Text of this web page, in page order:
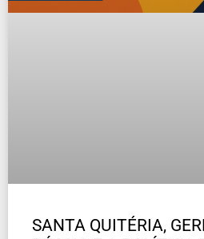
SANTA QUITÉRIA,